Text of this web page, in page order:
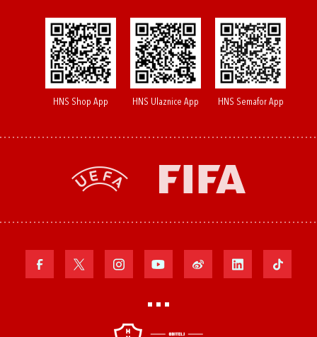
HNS Shop App HNS Ulaznice App HNS Semafor App